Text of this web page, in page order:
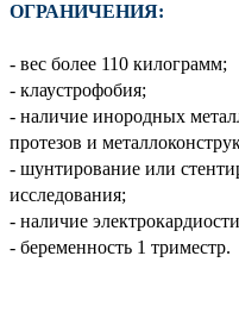
ОГРАНИЧЕНИЯ:
- вес более 110 килограмм;
- клаустрофобия;
- наличие инородных
протезов и
- шунтирование или
исследования;
- наличие
- беременность 1 триместр.